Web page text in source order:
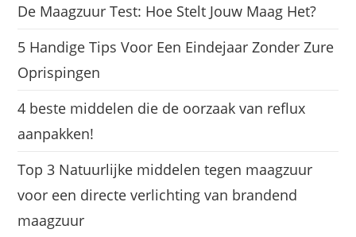
De Maagzuur Test: Hoe Stelt Jouw Maag Het?
5 Handige Tips Voor Een Eindejaar Zonder Zure
Oprispingen
4 beste middelen die de oorzaak van reflux
aanpakken!
Top 3 Natuurlijke middelen tegen maagzuur
voor een directe verlichting van brandend
maagzuur